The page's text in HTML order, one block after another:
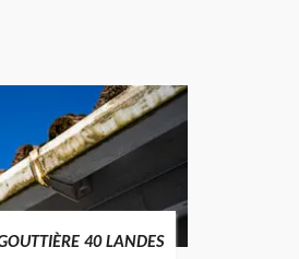
40 LANDES